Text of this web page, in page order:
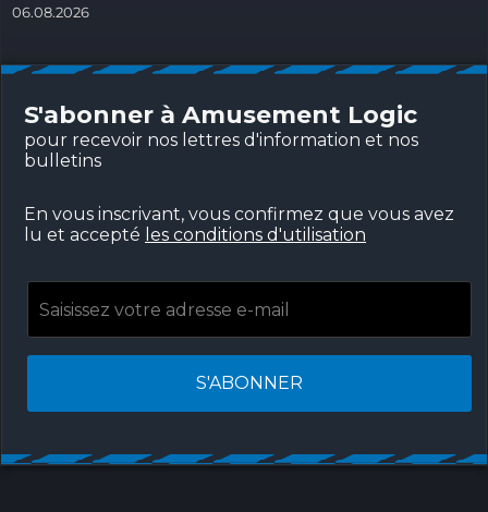
06.08.2026